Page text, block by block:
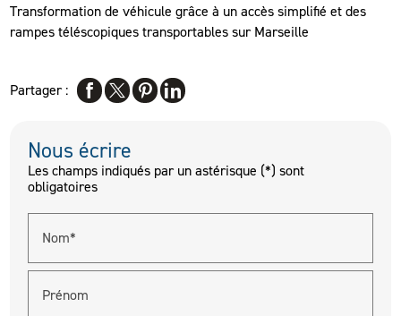
Transformation de véhicule grâce à un accès simplifié et des
rampes téléscopiques transportables sur Marseille
Partager :
Nous écrire
Les champs indiqués par un astérisque (*) sont
obligatoires
Nom*
Prénom